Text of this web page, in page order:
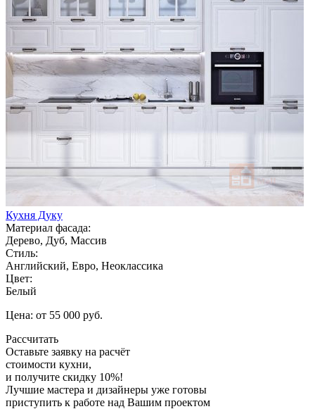
Кухня Дуку
Материал фасада:
Дерево, Дуб, Массив
Стиль:
Английский, Евро, Неоклассика
Цвет:
Белый
Цена: от 55 000 руб.
Рассчитать
Оставьте заявку на расчёт
стоимости кухни,
и получите скидку 10%!
Лучшие мастера и дизайнеры уже готовы
приступить к работе над Вашим проектом